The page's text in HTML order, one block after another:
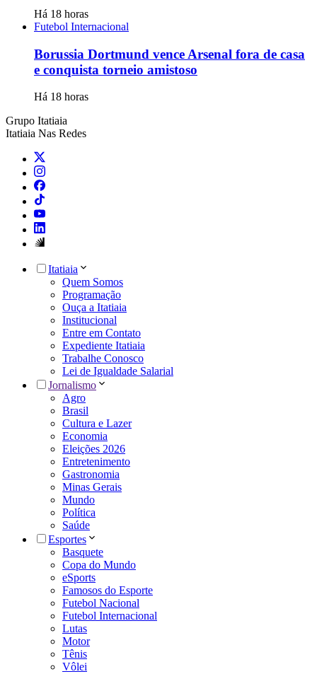
Há 18 horas
Futebol Internacional
Borussia Dortmund vence Arsenal fora de casa
e conquista torneio amistoso
Há 18 horas
Grupo Itatiaia
Itatiaia Nas Redes
Itatiaia
Quem Somos
Programação
Ouça a Itatiaia
Institucional
Entre em Contato
Expediente Itatiaia
Trabalhe Conosco
Lei de Igualdade Salarial
Jornalismo
Agro
Brasil
Cultura e Lazer
Economia
Eleições 2026
Entretenimento
Gastronomia
Minas Gerais
Mundo
Política
Saúde
Esportes
Basquete
Copa do Mundo
eSports
Famosos do Esporte
Futebol Nacional
Futebol Internacional
Lutas
Motor
Tênis
Vôlei